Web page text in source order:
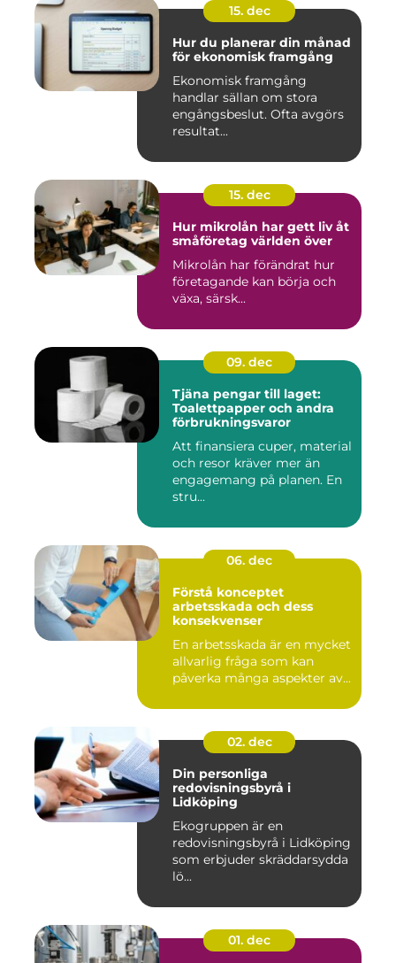
15. dec
Hur du planerar din månad
för ekonomisk framgång
Ekonomisk framgång
handlar sällan om stora
engångsbeslut. Ofta avgörs
resultat...
15. dec
Hur mikrolån har gett liv åt
småföretag världen över
Mikrolån har förändrat hur
företagande kan börja och
växa, särsk...
09. dec
Tjäna pengar till laget:
Toalettpapper och andra
förbrukningsvaror
Att finansiera cuper, material
och resor kräver mer än
engagemang på planen. En
stru...
06. dec
Förstå konceptet
arbetsskada och dess
konsekvenser
En arbetsskada är en mycket
allvarlig fråga som kan
påverka många aspekter av...
02. dec
Din personliga
redovisningsbyrå i
Lidköping
Ekogruppen är en
redovisningsbyrå i Lidköping
som erbjuder skräddarsydda
lö...
01. dec